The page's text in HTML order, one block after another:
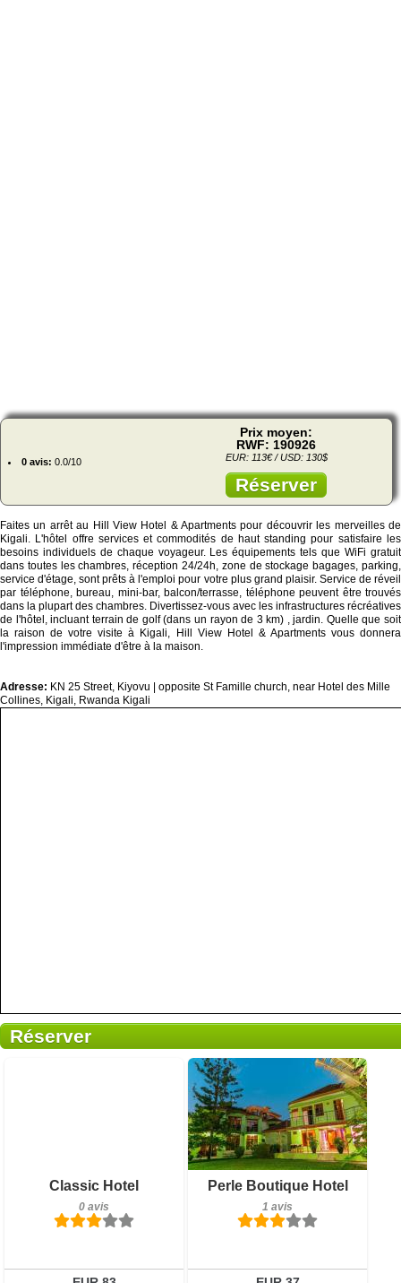
0 avis: 0.0/10
Prix moyen:
RWF: 190926
EUR: 113€ / USD: 130$
Réserver
Faites un arrêt au Hill View Hotel & Apartments pour découvrir les merveilles de
Kigali. L'hôtel offre services et commodités de haut standing pour satisfaire les
besoins individuels de chaque voyageur. Les équipements tels que WiFi gratuit
dans toutes les chambres, réception 24/24h, zone de stockage bagages, parking,
service d'étage, sont prêts à l'emploi pour votre plus grand plaisir. Service de réveil
par téléphone, bureau, mini-bar, balcon/terrasse, téléphone peuvent être trouvés
dans la plupart des chambres. Divertissez-vous avec les infrastructures récréatives
de l'hôtel, incluant terrain de golf (dans un rayon de 3 km) , jardin. Quelle que soit
la raison de votre visite à Kigali, Hill View Hotel & Apartments vous donnera
l'impression immédiate d'être à la maison.
Adresse: KN 25 Street, Kiyovu | opposite St Famille church, near Hotel des Mille
Collines, Kigali, Rwanda Kigali
Réserver
Classic Hotel
0 avis
Perle Boutique Hotel
1 avis
Petit-déjeuner inclus
1 avis
Détails
Réserver